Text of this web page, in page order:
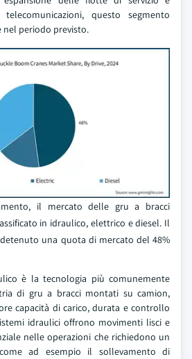
questo segmento
periodo previsto.
il mercato delle gru a bracci
in idraulico, elettrico e diesel. Il
una quota di mercato del 48%
è la tecnologia più comunemente
di gru a bracci montati su camion,
capacità di carico, durata e controllo
idraulici offrono movimenti lisci e
nelle operazioni che richiedono un
ad esempio il sollevamento di